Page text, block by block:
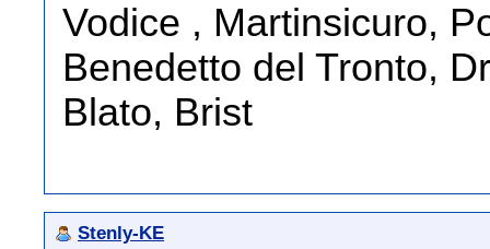
Vodice , Martinsicuro,
Benedetto del Tronto,
Blato, Brist
Stenly-KE